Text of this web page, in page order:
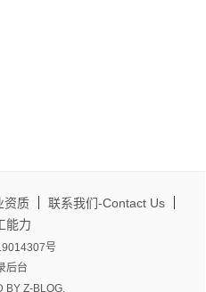
资质
联系我们-Contact Us
能力
号
后台
BY Z-BLOG.